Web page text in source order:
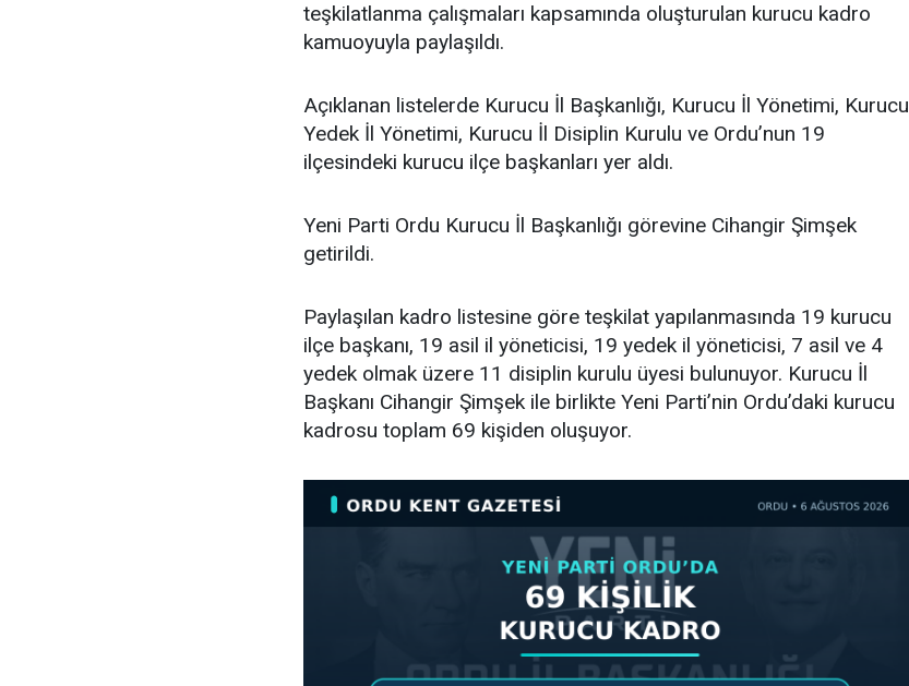
teşkilatlanma çalışmaları kapsamında oluşturulan kurucu kadro
kamuoyuyla paylaşıldı.
Açıklanan listelerde Kurucu İl Başkanlığı, Kurucu İl Yönetimi, Kurucu
Yedek İl Yönetimi, Kurucu İl Disiplin Kurulu ve Ordu’nun 19
ilçesindeki kurucu ilçe başkanları yer aldı.
Yeni Parti Ordu Kurucu İl Başkanlığı görevine Cihangir Şimşek
getirildi.
Paylaşılan kadro listesine göre teşkilat yapılanmasında 19 kurucu
ilçe başkanı, 19 asil il yöneticisi, 19 yedek il yöneticisi, 7 asil ve 4
yedek olmak üzere 11 disiplin kurulu üyesi bulunuyor. Kurucu İl
Başkanı Cihangir Şimşek ile birlikte Yeni Parti’nin Ordu’daki kurucu
kadrosu toplam 69 kişiden oluşuyor.